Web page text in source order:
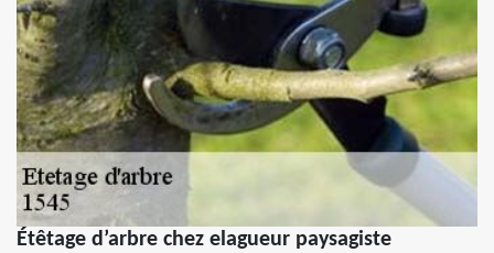
Étêtage d’arbre chez elagueur paysagiste